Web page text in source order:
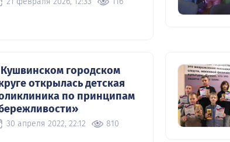
городском
открылась детская
по принципам
30 апреля 2022, 22:12 810